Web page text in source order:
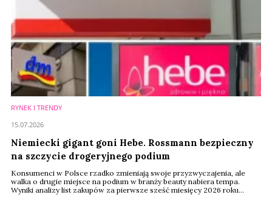
RYNEK I TRENDY
Niemiecki gigant goni Hebe. Rossmann bezpieczny
na szczycie drogeryjnego podium
Konsumenci w Polsce rzadko zmieniają swoje przyzwyczajenia, ale
walka o drugie miejsce na podium w branży beauty nabiera tempa.
Wyniki analizy list zakupów za pierwsze sześć miesięcy 2026 roku
15.07.2026